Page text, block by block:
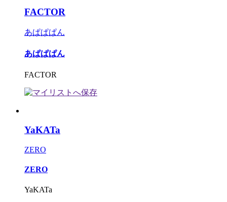
FACTOR
あぱぱぱん
あぱぱぱん
FACTOR
YaKATa
ZERO
ZERO
YaKATa